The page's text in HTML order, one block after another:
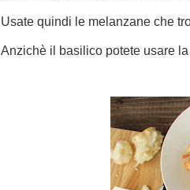
Usate quindi le melanzane che
Anzichè il basilico potete usare